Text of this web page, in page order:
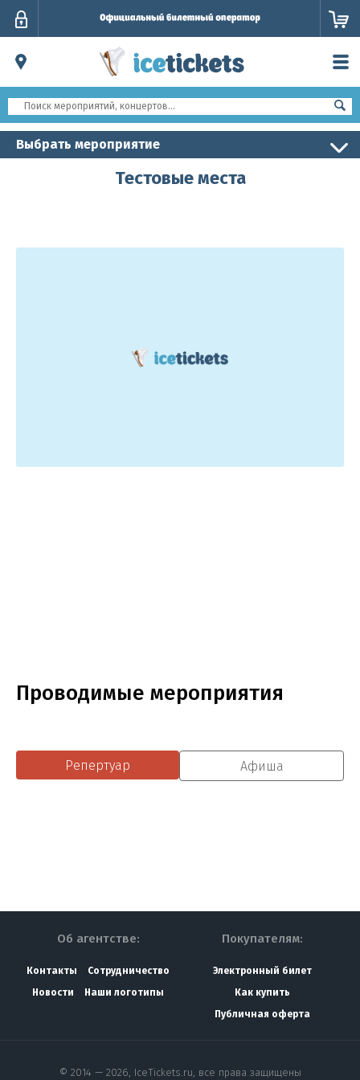
Выбрать мероприятие
Тестовые места
Проводимые мероприятия
Репертуар Афиша
Об агентстве:
Контакты
Сотрудничество
Новости
Наши логотипы
Покупателям:
Электронный билет
Как купить
Публичная оферта
© 2014 — 2026, IceTickets.ru, все права защищены